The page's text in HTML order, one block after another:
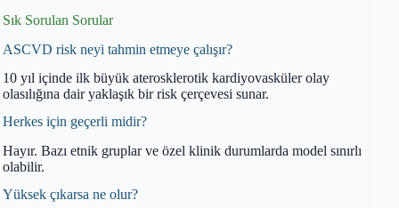
Sık Sorulan Sorular
ASCVD risk neyi tahmin etmeye çalışır?
10 yıl içinde ilk büyük aterosklerotik kardiyovasküler olay
olasılığına dair yaklaşık bir risk çerçevesi sunar.
Herkes için geçerli midir?
Hayır. Bazı etnik gruplar ve özel klinik durumlarda model sınırlı
olabilir.
Yüksek çıkarsa ne olur?